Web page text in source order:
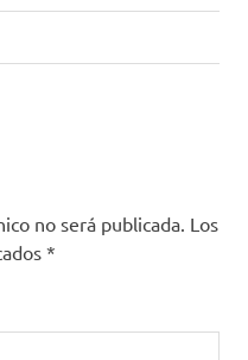
no será publicada. Los
*